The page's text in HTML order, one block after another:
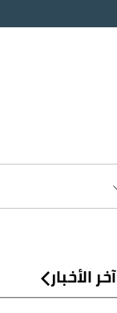
آخر الأخبار